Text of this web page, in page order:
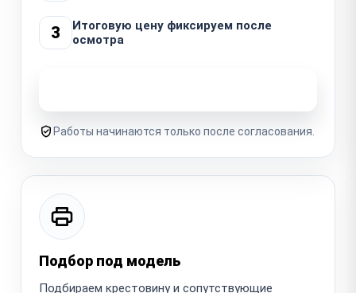
3
Итоговую цену фиксируем после
осмотра
Работы начинаются только после согласования.
Подбор под модель
Подбираем крестовину и сопутствующие